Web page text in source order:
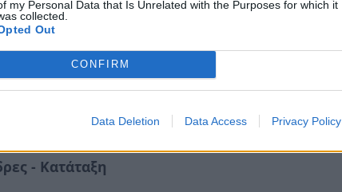
my Personal Data that Is Unrelated with the Purposes for which it
collected.
Out
CONFIRM
Data Deletion Data Access Privacy Policy
επιθέσεις κατά τόπους που δεν έχουν καν
στην κάλπη είναι χαρακτηριστική η
αλλά και στο Ευρωκοινοβούλιο.
- Κατάταξη